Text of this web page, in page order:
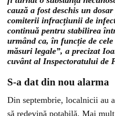
cauză a fost deschis un
comiterii infracțiunii de
continuă pentru stabilirea
urmând ca, în funcție de cele
măsuri legale”, a precizat
cuvânt al Inspectoratului de
S-a dat din nou alarma
Din septembrie, localnicii au
să redevină potabilă. Mai